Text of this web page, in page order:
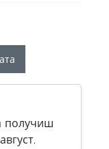
получиш